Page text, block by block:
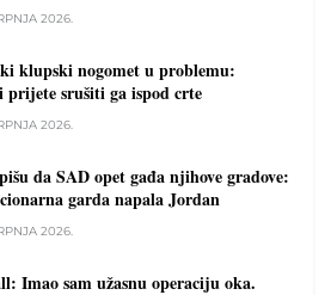
2026.
klupski nogomet u problemu:
prijete srušiti ga ispod crte
2026.
da SAD opet gađa njihove gradove:
garda napala Jordan
2026.
Imao sam užasnu operaciju oka.